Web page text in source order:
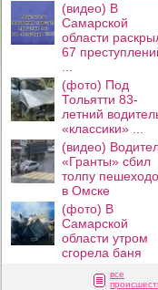
(видео) В
Самарской
области
67
(фото) Под
Тольятти 83-
летний
«классики» ...
(видео)
«Гранты» сбил
толпу
в Омске
(фото) В
Самарской
области утром
сгорела баня
все